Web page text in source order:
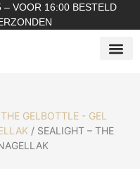
– VOOR 16:00 BESTELD
THE GELBOTTLE - GEL
/ SEALIGHT – THE